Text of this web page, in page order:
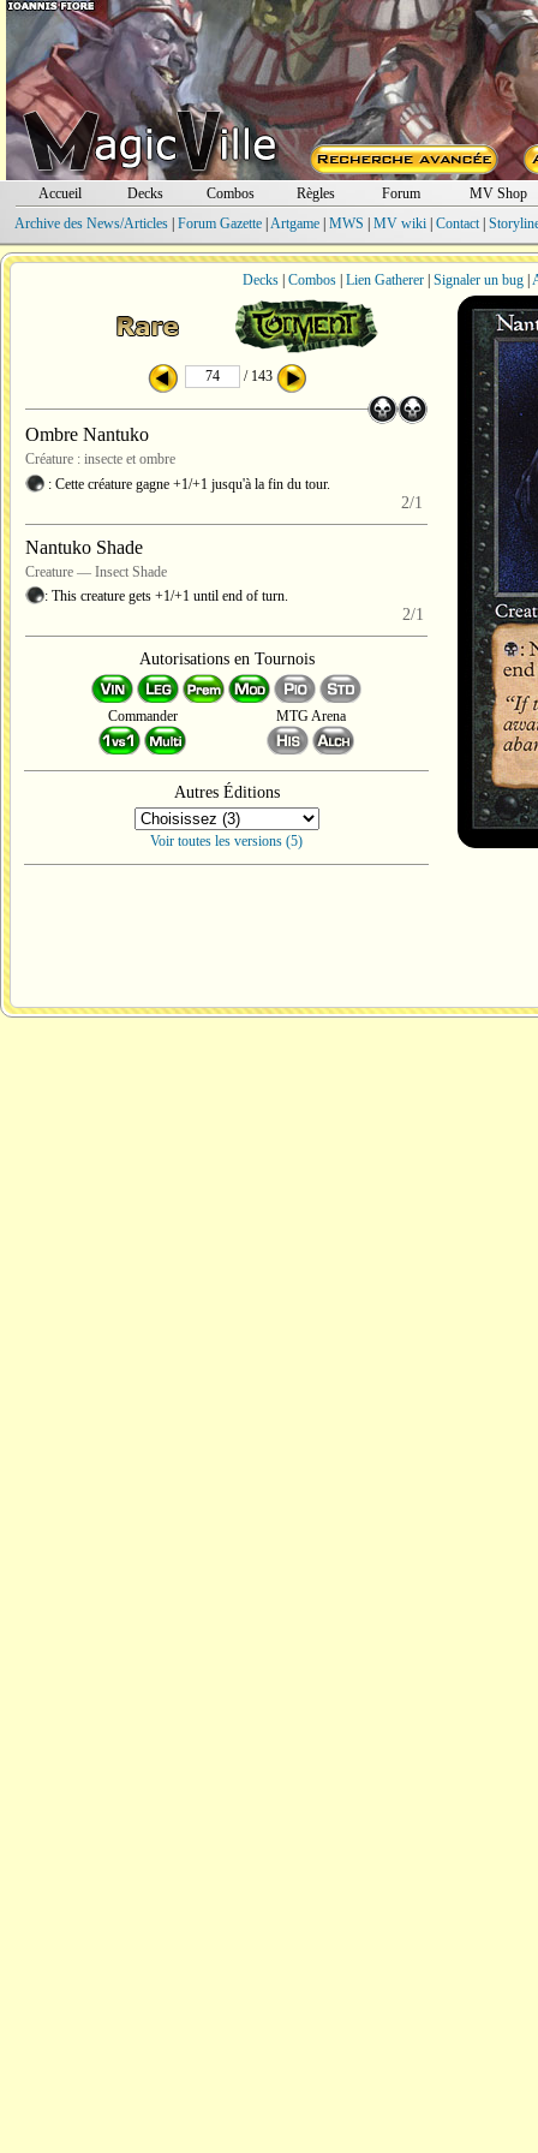
Accueil Decks Combos Règles Forum
MV Shop
Archive des News/Articles| Forum Gazette| Artgame| MWS MV wiki| Contact|
Decks Combos Lien Gatherer Signaler un bug
/ 143
Ombre Nantuko
Créature : insecte et ombre
: Cette créature gagne +1/+1 jusqu'à la fin du tour.
2/1
Nantuko Shade
Creature — Insect Shade
: This creature gets +1/+1 until end of turn.
2/1
Autorisations en Tournois
Commander MTG Arena
Autres Éditions
Voir toutes les versions (5)